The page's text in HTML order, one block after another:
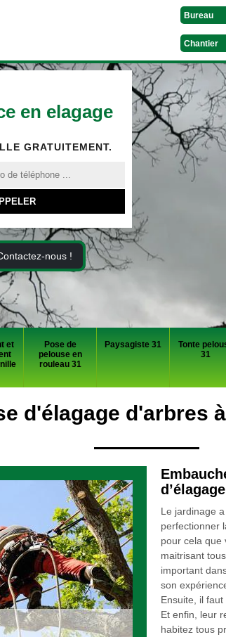
Bureau
Chantier
en elagage
GRATUITEMENT.
nous !
et
Pose de
pelouse en
rouleau 31
Paysagiste 31
Tonte
31
d'élagage d'arbres
Le jardinage
perfectionner
pour cela que
maitrisant
important
son
Ensuite, il
Et enfin, leur
habitez tous